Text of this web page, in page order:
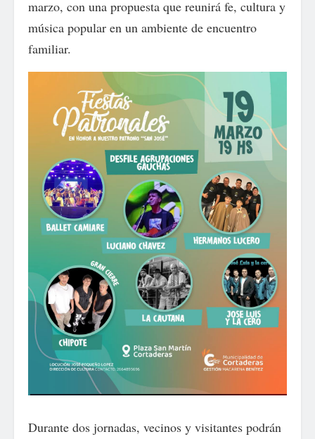
marzo, con una propuesta que reunirá fe, cultura y
música popular en un ambiente de encuentro
familiar.
Durante dos jornadas, vecinos y visitantes podrán